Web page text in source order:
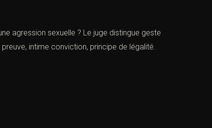
agression sexuelle ? Le juge distingue geste
intime conviction, principe de légalité.